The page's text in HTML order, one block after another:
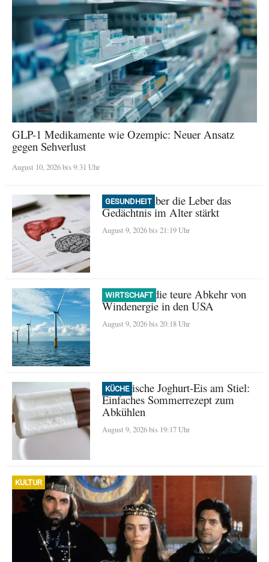
GLP-1 Medikamente wie Ozempic: Neuer Ansatz
gegen Sehverlust
August 10, 2026 bis 9:31 Uhr
GESUNDHEIT
Wie Sport über die Leber das
Gedächtnis im Alter stärkt
August 9, 2026 bis 21:19 Uhr
WIRTSCHAFT
Trump und die teure Abkehr von
Windenergie in den USA
August 9, 2026 bis 20:18 Uhr
KÜCHE
Griechische Joghurt-Eis am Stiel:
Einfaches Sommerrezept zum
Abkühlen
August 9, 2026 bis 19:17 Uhr
KULTUR